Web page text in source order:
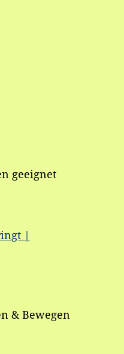
geeignet
|
& Bewegen